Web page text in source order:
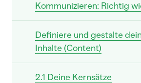
Kommunizieren: Richtig
Definiere und gestalte
Inhalte (Content)
2.1 Deine Kernsätze